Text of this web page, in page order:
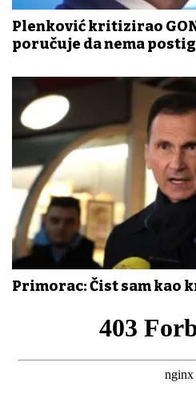
Plenković kritizirao
poručuje da nema
Primorac: Čist sam kao